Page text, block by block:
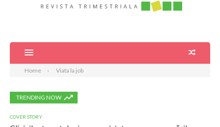
Home Viata la job
TRENDING NOW
COVER STORY